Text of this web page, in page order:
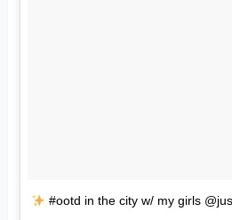
#ootd in the city w/ my girls